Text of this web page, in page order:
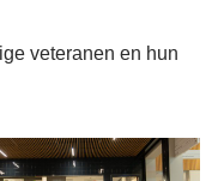
veteranen en hun